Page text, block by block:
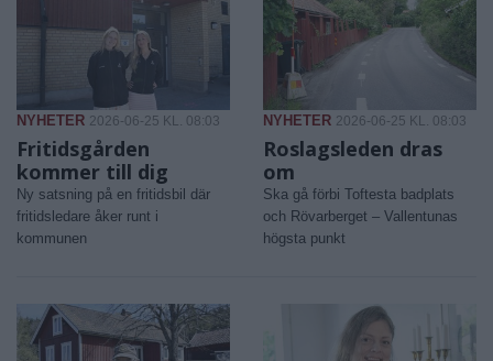
NYHETER 2026-06-25 KL. 08:03
Fritidsgården
kommer till dig
Ny satsning på en fritidsbil där
fritidsledare åker runt i
kommunen
NYHETER 2026-06-25 KL. 08:03
Roslagsleden dras
om
Ska gå förbi Toftesta badplats
och Rövarberget – Vallentunas
högsta punkt